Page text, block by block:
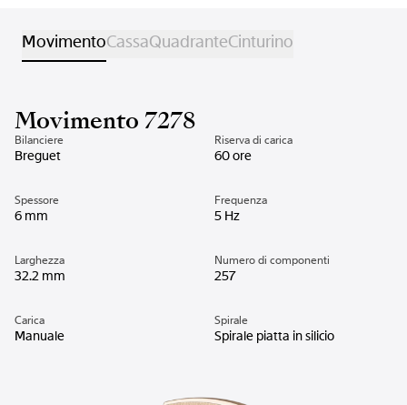
MovimentoCassaQuadranteCinturino
Movimento 7278
Bilanciere
Breguet
Riserva di carica
60 ore
Spessore
6 mm
Frequenza
5 Hz
Larghezza
32.2 mm
Numero di componenti
257
Carica
Manuale
Spirale
Spirale piatta in silicio